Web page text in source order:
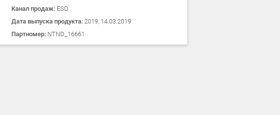
Канал продаж: ESD
Дата выпуска продукта: 2019, 14.03.2019
Партномер: NTND_16661